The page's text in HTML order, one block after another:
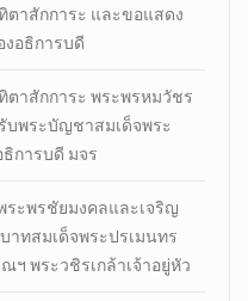
าสักการะ และขอแสดง
งอธิการบดี
าสักการะ พระพรหมวัชร
บพระบัญชาสมเด็จพระ
การบดี มจร
ะพรชัยมงคลและเจริญ
าทสมเด็จพระปรเมนทร
พระวชิรเกล้าเจ้าอยู่หัว